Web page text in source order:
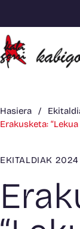
Hasiera /
Erakusketa:
EKITALDIAK 2024